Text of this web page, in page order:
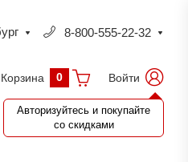
8-800-555-22-32
Корзина 0 Войти
Авторизуйтесь и покупайте
со скидками